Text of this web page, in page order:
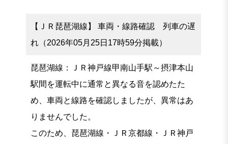
【ＪＲ琵琶湖線】 車両・線路確認 列車の遅
れ（2026年05月25日17時59分掲載）
琵琶湖線：ＪＲ神戸線甲南山手駅～摂津本山
駅間を運転中に通常と異なる音を認めたた
め、車両と線路を確認しましたが、異常はあ
りませんでした。
このため、琵琶湖線・ＪＲ京都線・ＪＲ神戸